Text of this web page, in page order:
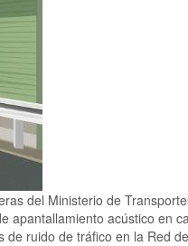
del Ministerio de
apantallamiento acústico en
de ruido de tráfico en la Red